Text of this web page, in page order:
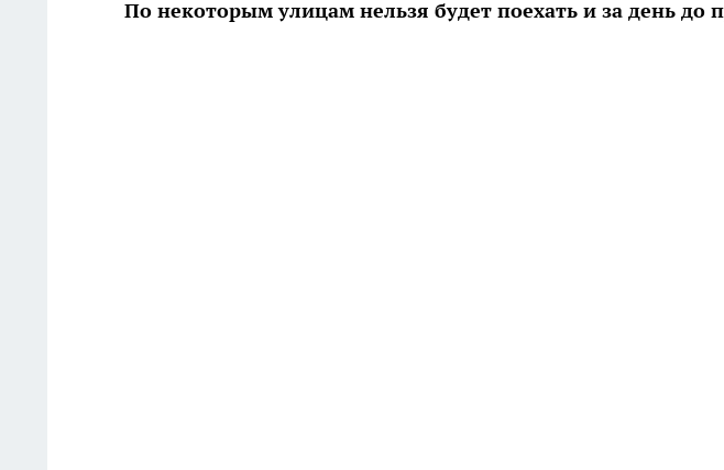
По некоторым улицам нельзя будет поехать и за день до